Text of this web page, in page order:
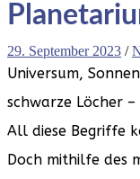
29. September 2023 /
Universum,
schwarze Löcher –
All diese Begriffe
Doch mithilfe des